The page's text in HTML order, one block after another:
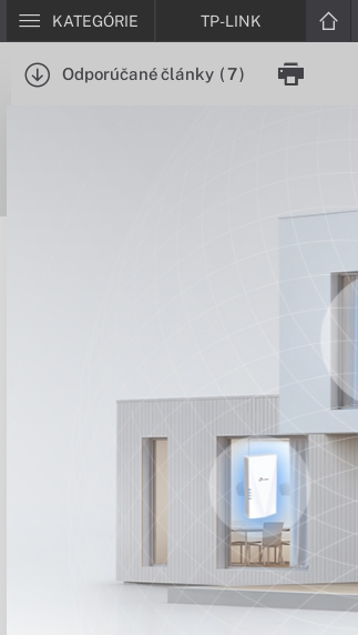
KATEGÓRIE TP-LINK
Odporúčané články (7)